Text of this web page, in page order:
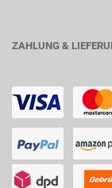
ZAHLUNG &